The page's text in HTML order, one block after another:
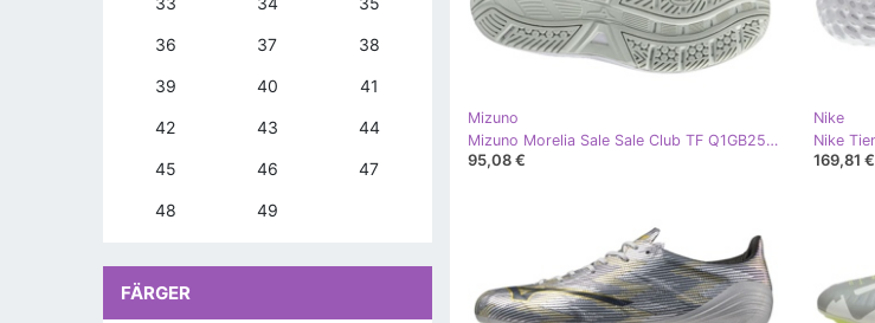
Mizuno
Mizuno Morelia Sale Sale Club TF Q1GB251621 grå
95,08 €
Nike
169,81 €
36 37 38
39 40 41
42 43 44
45 46 47
48 49
FÄRGER